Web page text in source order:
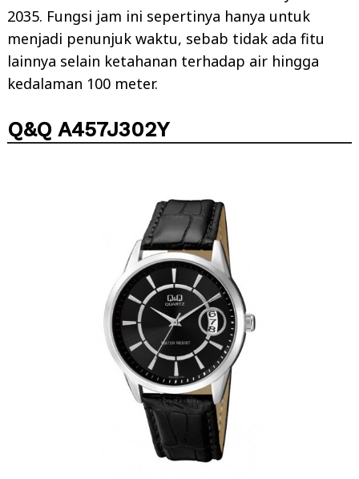
2035. Fungsi jam ini sepertinya hanya untuk
menjadi penunjuk waktu, sebab tidak ada fitu
lainnya selain ketahanan terhadap air hingga
kedalaman 100 meter.
Q&Q A457J302Y